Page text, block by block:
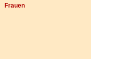
Frauen